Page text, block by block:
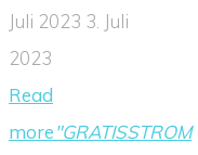
Juli 2023 3. Juli
2023
Read
more"GRATISSTROM